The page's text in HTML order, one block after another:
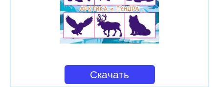
Скачать